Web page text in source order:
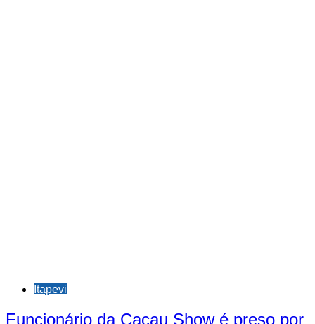
Itapevi
Funcionário da Cacau Show é preso por